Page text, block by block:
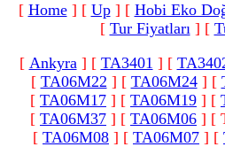
[ Home] [ Up] [ Hobi Eko
[ Tur Fiyatları] [
[ Ankyra] [ TA3401 ] [
[ TA06M22 ] [ TA06M24] [
[ TA06M17 ] [ TA06M19 ] [
[ TA06M37 ] [ TA06M06 ] [
[ TA06M08 ] [ TA06M07 ] [